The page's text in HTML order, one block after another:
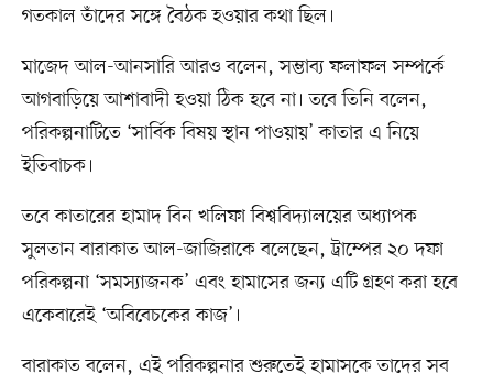
গতকাল তাঁদের সঙ্গে বৈঠক হওয়ার কথা ছিল।
মাজেদ আল-আনসারি আরও বলেন, সম্ভাব্য ফলাফল সম্পর্কে
আগবাড়িয়ে আশাবাদী হওয়া ঠিক হবে না। তবে তিনি বলেন,
পরিকল্পনাটিতে ‘সার্বিক বিষয় স্থান পাওয়ায়’ কাতার এ নিয়ে
ইতিবাচক।
তবে কাতারের হামাদ বিন খলিফা বিশ্ববিদ্যালয়ের অধ্যাপক
সুলতান বারাকাত আল-জাজিরাকে বলেছেন, ট্রাম্পের ২০ দফা
পরিকল্পনা ‘সমস্যাজনক’ এবং হামাসের জন্য এটি গ্রহণ করা হবে
একেবারেই ‘অবিবেচকের কাজ’।
বারাকাত বলেন, এই পরিকল্পনার শুরুতেই হামাসকে তাদের সব